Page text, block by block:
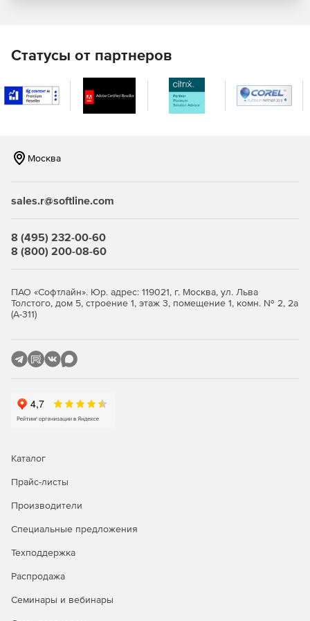
Локальный и удаленный доступ
Коммуникация через Microsoft Outlook при
одновременном доступе к функциям совместной
навигации, опции drag-and-drop, папок, фильтров,
Использование интерфейса WebMail для мобильных
почты и т. д.
календарям через WebMail.
Синхронизация электронной почты, контактов,
календарей и задач за счет поддержки Exchange
Получение мгновенного доступа к релевантным
календарям через устройства BlackBerry и клиентов
Почтовый сервер Axigen гарантирует защищенный
Статусы от партнеров
Москва
sales.r@softline.com
8 (495) 232-00-60
8 (800) 200-08-60
ПАО «Софтлайн». Юр. адрес: 119021, г. Москва, ул. Льва
Толстого, дом 5, строение 1, этаж 3, помещение 1, комн. № 2, 2а
(А-311)
Каталог
Прайс-листы
Производители
Специальные предложения
Техподдержка
Распродажа
Семинары и вебинары